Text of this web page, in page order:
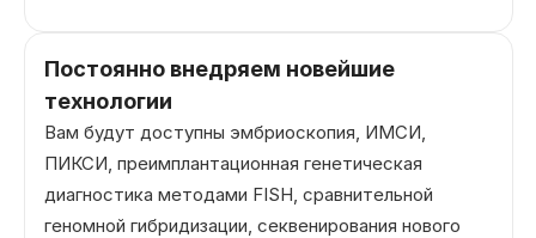
Постоянно внедряем новейшие
технологии
Вам будут доступны эмбриоскопия, ИМСИ,
ПИКСИ, преимплантационная генетическая
диагностика методами FISH, сравнительной
геномной гибридизации, секвенирования нового